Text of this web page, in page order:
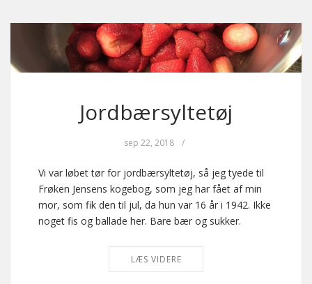
Jordbærsyltetøj
sep 22, 2018 /
Vi var løbet tør for jordbærsyltetøj, så jeg tyede til
Frøken Jensens kogebog, som jeg har fået af min
mor, som fik den til jul, da hun var 16 år i 1942. Ikke
noget fis og ballade her. Bare bær og sukker.
LÆS VIDERE